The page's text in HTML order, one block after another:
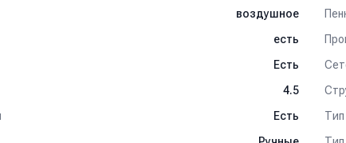
воздушное
есть
Есть
4.5
Есть